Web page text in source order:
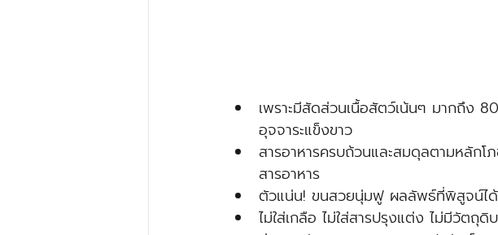
เพราะมีสัดส่วนเนื้อสัตว์เน้นๆ มากถึง
อุจจาระแข็งขาว
สารอาหารครบถ้วนและสมดุลตามหลักโ
สารอาหาร
ตัวแน่น! ขนสวยนุ่มฟู ผลลัพธ์ที่พิสูจน์ไ
ไม่ใส่เกลือ ไม่ใส่สารปรุงแต่ง ไม่มีวัตถุ